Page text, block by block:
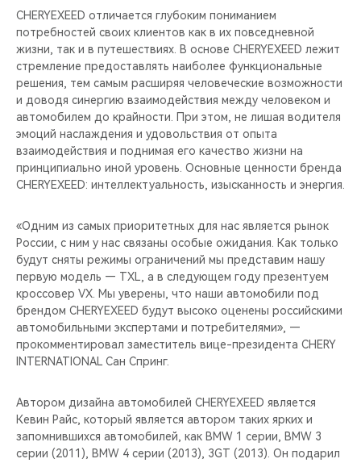
CHERY REMOTE
НАШИ МЕРОПРИЯТИЯ
ВИДЕООБЗОРЫ
CHERY ДЛЯ ДЕТЕЙ
CHERYEXEED отличается глубоким пониманием
потребностей своих клиентов как в их повседневной
жизни, так и в путешествиях. В основе CHERYEXEED лежит
стремление предоставлять наиболее функциональные
решения, тем самым расширяя человеческие возможности
и доводя синергию взаимодействия между человеком и
автомобилем до крайности. При этом, не лишая водителя
эмоций наслаждения и удовольствия от опыта
взаимодействия и поднимая его качество жизни на
принципиально иной уровень. Основные ценности бренда
CHERYEXEED: интеллектуальность, изысканность и энергия.
«Одним из самых приоритетных для нас является рынок
России, с ним у нас связаны особые ожидания. Как только
будут сняты режимы ограничений мы представим нашу
первую модель — TXL, а в следующем году презентуем
кроссовер VX. Мы уверены, что наши автомобили под
брендом CHERYEXEED будут высоко оценены российскими
автомобильными экспертами и потребителями», —
прокомментировал заместитель вице-президента CHERY
INTERNATIONAL Сан Спринг.
Автором дизайна автомобилей CHERYEXEED является
Кевин Райс, который является автором таких ярких и
запомнившихся автомобилей, как BMW 1 серии, BMW 3
серии (2011), BMW 4 серии (2013), 3GT (2013). Он подарил